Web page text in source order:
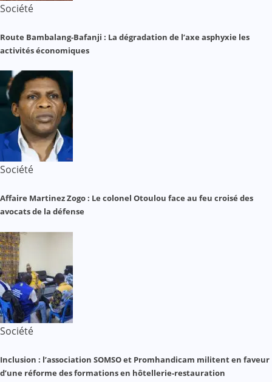
Société
Route Bambalang-Bafanji : La dégradation de l’axe asphyxie les
activités économiques
Société
Affaire Martinez Zogo : Le colonel Otoulou face au feu croisé des
avocats de la défense
Société
Inclusion : l’association SOMSO et Promhandicam militent en faveur
d’une réforme des formations en hôtellerie-restauration